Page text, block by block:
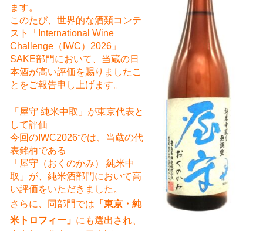
ます。
このたび、世界的な酒類コンテ
スト「International Wine
Challenge（IWC）2026」
SAKE部門において、当蔵の日
本酒が高い評価を賜りましたこ
とをご報告申し上げます。
「屋守 純米中取」が東京代表と
して評価
今回のIWC2026では、当蔵の代
表銘柄である
「屋守（おくのかみ） 純米中
取」が、純米酒部門において高
い評価をいただきました。
さらに、同部門では 「東京・純
米トロフィー」 にも選出され、